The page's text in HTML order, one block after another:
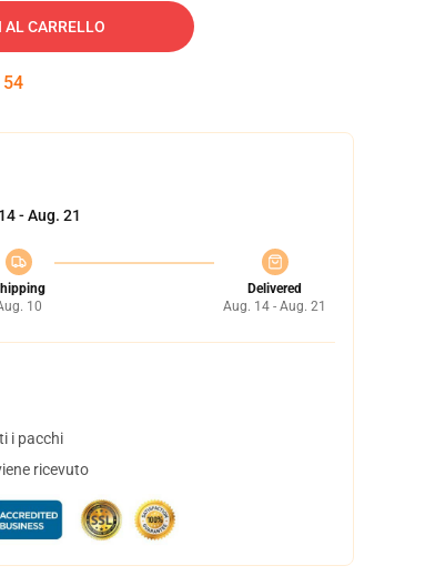
AL CARRELLO
53
- Aug. 21
10
Delivered
Aug. 14 - Aug. 21
i pacchi
ricevuto